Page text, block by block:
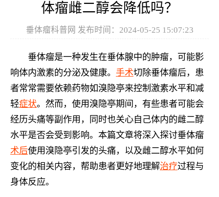
体瘤雌二醇会降低吗？
垂体瘤科普网 发布时间：2024-05-25 15:07:23
垂体瘤是一种发生在垂体腺中的肿瘤，可能影
响体内激素的分泌及健康。 手术切除垂体瘤后，患
者常常需要依赖药物如溴隐亭来控制激素水平和减
轻症状。然而，使用溴隐亭期间，有些患者可能会
经历头痛等副作用，同时也关心自己体内的雌二醇
水平是否会受到影响。本篇文章将深入探讨垂体瘤
术后使用溴隐亭引发的头痛，以及雌二醇水平如何
变化的相关内容，帮助患者更好地理解治疗过程与
身体反应。